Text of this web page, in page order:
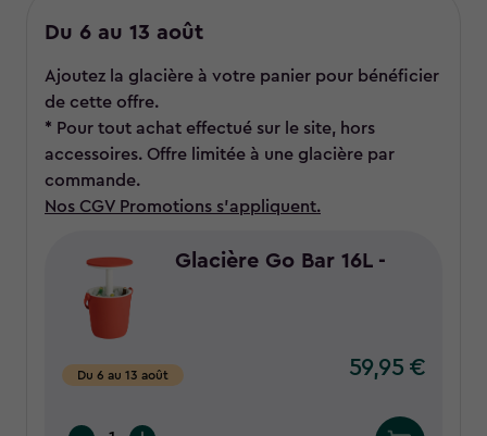
Du 6 au 13 août
Ajoutez la glacière à votre panier pour bénéficier
de cette offre.
* Pour tout achat effectué sur le site, hors
accessoires. Offre limitée à une glacière par
commande.
Nos CGV Promotions s'appliquent.
Glacière Go Bar 16L -
Du 6 au 13 août
59,95
59,95 €